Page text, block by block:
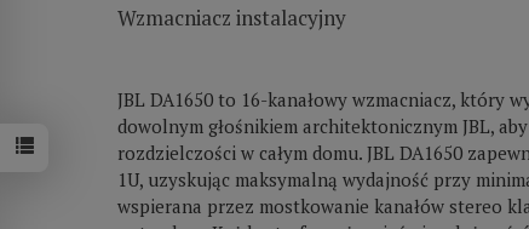
Wzmacniacz instalacyjny
JBL DA1650 to 16-kanałowy wzmacniacz, który
dowolnym głośnikiem architektonicznym JBL,
rozdzielczości w całym domu. JBL DA1650
1U, uzyskując maksymalną wydajność przy
wspierana przez mostkowanie kanałów stereo